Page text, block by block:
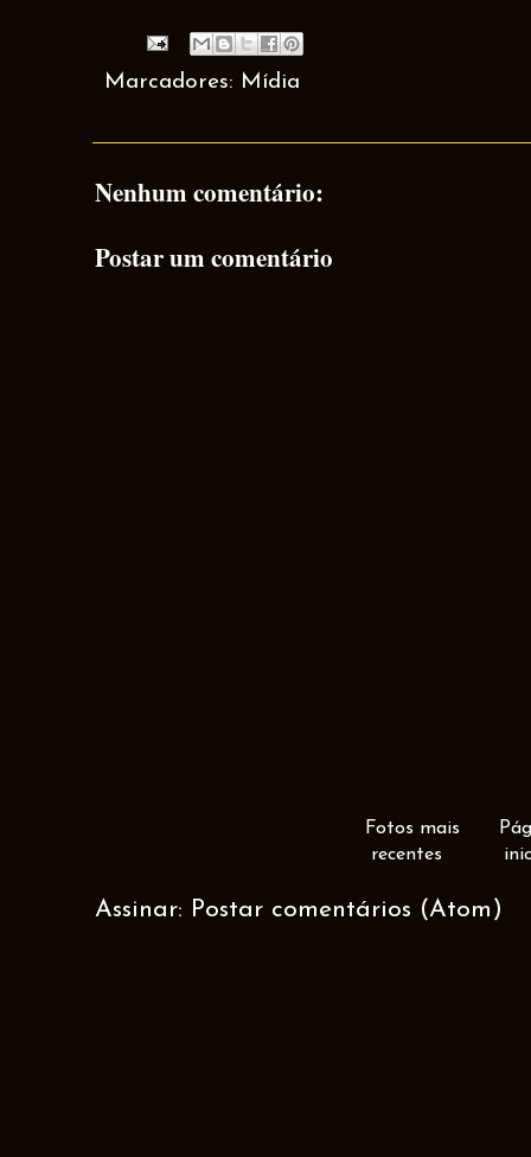
Marcadores: Mídia
Nenhum comentário:
Postar um comentário
Fotos mais
recentes
Assinar: Postar comentários (Atom)